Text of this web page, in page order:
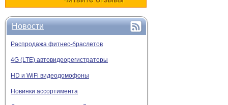
Новости
Распродажа фитнес-браслетов
4G (LTE) автовидеорегистраторы
HD и WiFi видеодомофоны
Новинки ассортимента